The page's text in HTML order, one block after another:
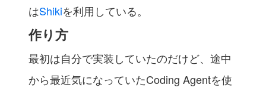
はShikiを利用している。
作り方
最初は自分で実装していたのだけど、途中
から最近気になっていたCoding Agentを使